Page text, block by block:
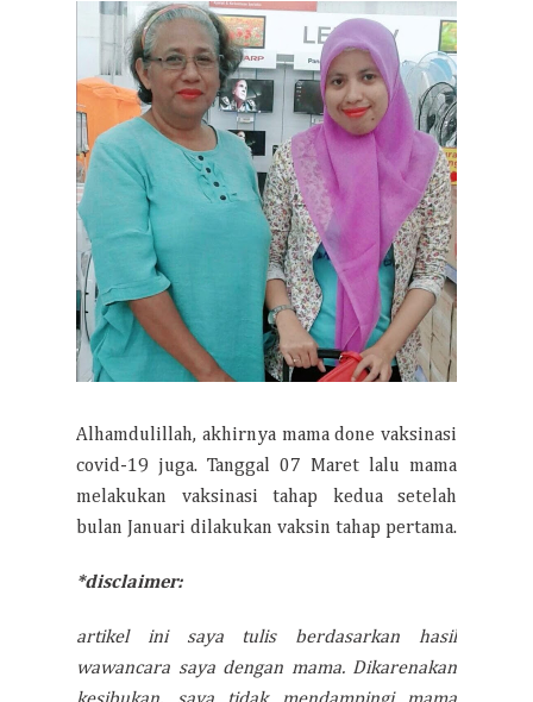
Alhamdulillah, akhirnya mama done vaksinasi
covid-19 juga. Tanggal 07 Maret lalu mama
melakukan vaksinasi tahap kedua setelah
bulan Januari dilakukan vaksin tahap pertama.
*disclaimer:
artikel ini saya tulis berdasarkan hasil
wawancara saya dengan mama. Dikarenakan